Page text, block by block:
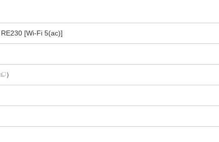
[Wi-Fi 5(ac)]
）